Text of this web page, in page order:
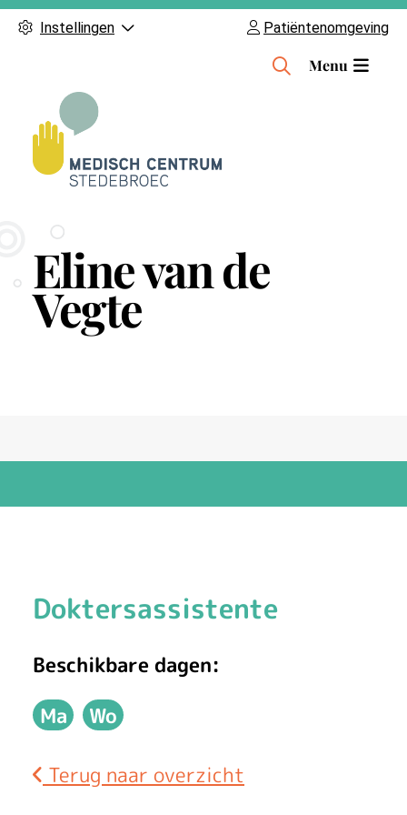
Instellingen Patiëntenomgeving
H
Menu
Eline van de
Vegte
E
i
n
e
Doktersassistente
Beschikbare dagen:
Maandag
Ma Woensdag
Wo
Terug naar overzicht